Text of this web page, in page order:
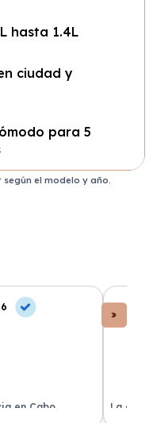
hasta 1.4L
ciudad y
para 5
el modelo y año.
en Cabo
La